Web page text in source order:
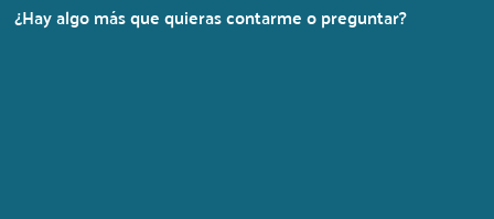
¿Hay algo más que quieras contarme o preguntar?